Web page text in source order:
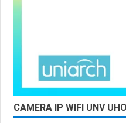
CAMERA IP WIFI UNV